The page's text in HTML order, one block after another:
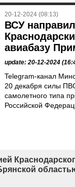
20-12-2024 (08:13)
ВСУ
авиабазу
update: 20-12-2024
Telegram-канал
20 декабря силы
самолетного типа
Российской